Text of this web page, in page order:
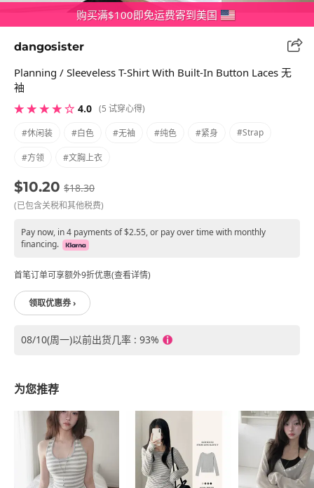
购买满$100即免运费寄到美国
dangosister
Planning / Sleeveless T-Shirt With Built-In Button Laces 无
袖
★ ★ ★ ★ ☆ 4.0 (5 试穿心得)
#休闲装 #白色 #无袖 #纯色 #紧身 #strap
#方领 #文胸上衣
$10.20 $18.30
(已包含关税和其他税费)
Pay now, in 4 payments of $2.55, or pay over time with monthly
financing.
首笔订单可享额外9折优惠(查看详情)
领取优惠券 ›
08/10(周一)以前出货几率 : 93%
为您推荐